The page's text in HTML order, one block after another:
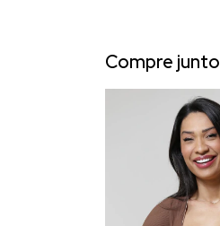
Compre junto